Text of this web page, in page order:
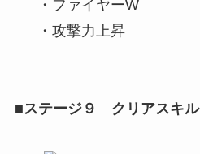
・ファイヤーW
・攻撃力上昇
■ステージ９ クリアスキル